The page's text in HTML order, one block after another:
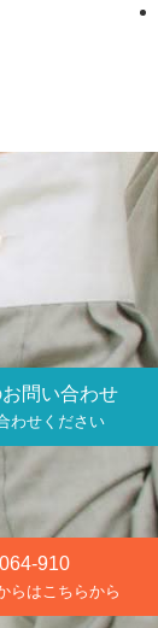
問い合わせ
わせください
910
らはこちらから